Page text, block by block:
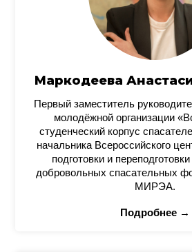
Маркодеева
Первый заместитель
молодёжной организации
студенческий корпус
начальника Всероссийского
подготовки и
добровольных спасательных
МИРЭА.
Подробнее →